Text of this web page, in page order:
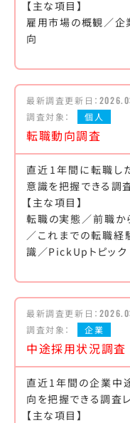
【主な項目】
雇用市場の概観／企
向
最新調査更新日：
調査対象：
個人
転職動向調査
直近1年間に転職し
意識を把握できる調
【主な項目】
転職の実態／前職か
／これまでの転職経
識／PickUpトピック
最新調査更新日：
調査対象：
企業
中途採用状況調査
直近1年間の企業中
向を把握できる調査
【主な項目】